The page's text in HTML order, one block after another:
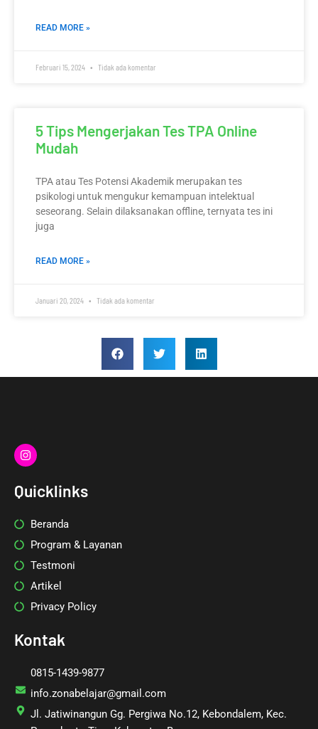
READ MORE »
Februari 15, 2024 Tidak ada komentar
5 Tips Mengerjakan Tes TPA Online
Mudah
TPA atau Tes Potensi Akademik merupakan tes
psikologi untuk mengukur kemampuan intelektual
seseorang. Selain dilaksanakan offline, ternyata tes ini
juga
READ MORE »
Januari 20, 2024 Tidak ada komentar
I
n
s
a
m
Quicklinks
Beranda
Program & Layanan
Testmoni
Artikel
Privacy Policy
Kontak
0815-1439-9877
info.zonabelajar@gmail.com
Jl. Jatiwinangun Gg. Pergiwa No.12, Kebondalem, Kec.